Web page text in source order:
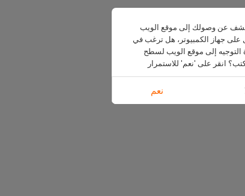
عن وصولك إلى موقع الويب
على جهاز الكمبيوتر، هل ترغب في
التوجيه إلى موقع الويب لسطح
انقر على 'نعم' للاستمرار
نعم